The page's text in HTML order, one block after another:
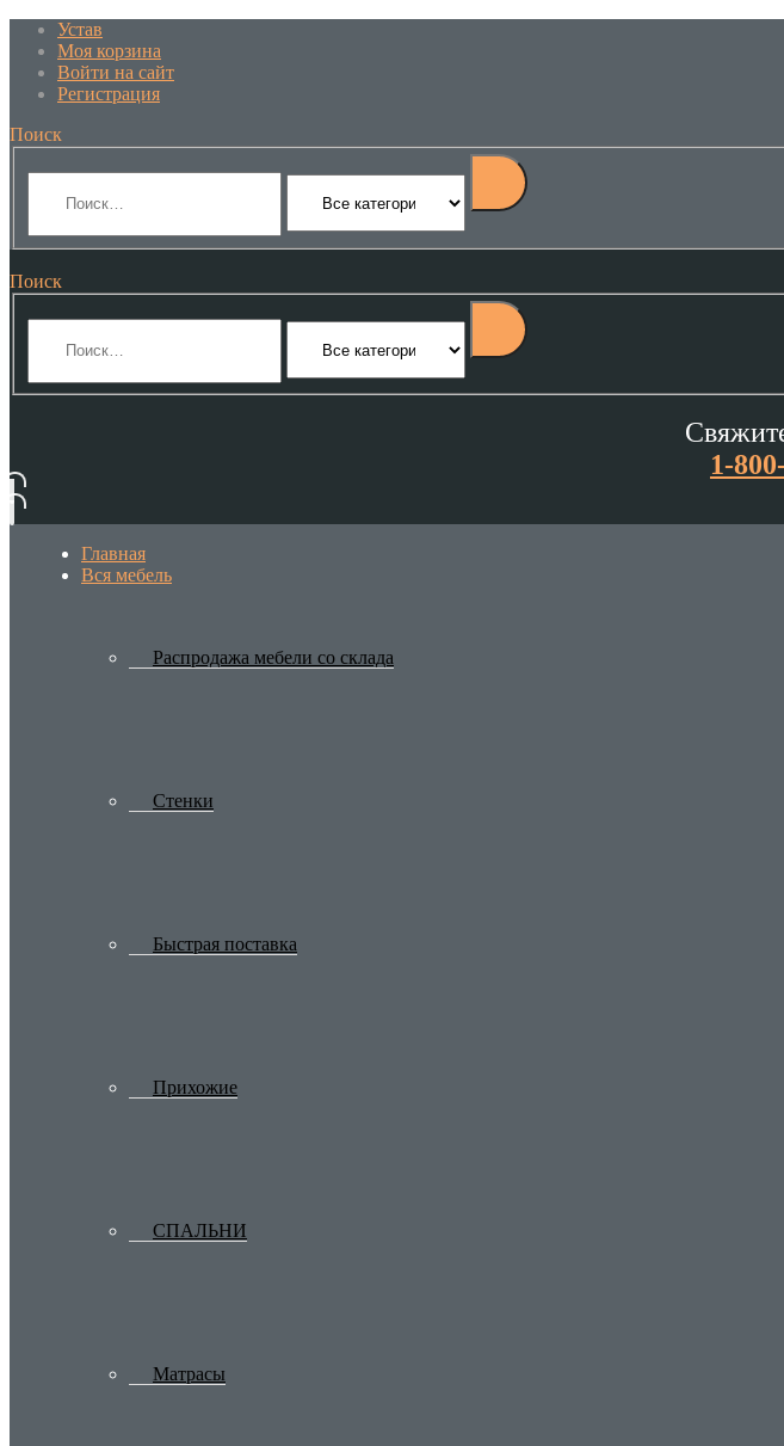
Устав
Моя корзина
Войти на сайт
Регистрация
Поиск
Поиск
1-
Главная
Вся мебель
Распродажа мебели со склада
Стенки
Быстрая поставка
Прихожие
СПАЛЬНИ
Матрасы